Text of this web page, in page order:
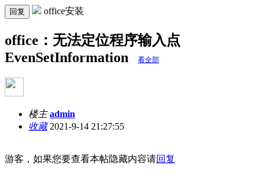
回复 office安装
office：无法定位程序输入点
EvenSetInformation
看全部
楼主 admin
收藏2021-9-14 21:27:55
游客，如果您要查看本帖隐藏内容请回复